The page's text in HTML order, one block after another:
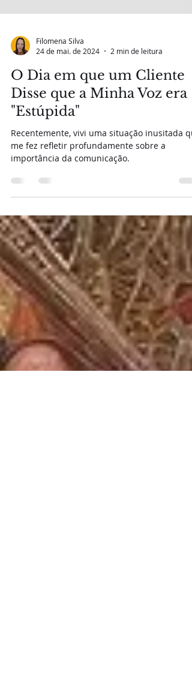
Filomena Silva
24 de mai. de 2024
O Dia em que um Cliente
Disse que a Minha Voz era
"Estúpida"
Recentemente, vivi uma situação inusitada
me fez refletir profundamente sobre a